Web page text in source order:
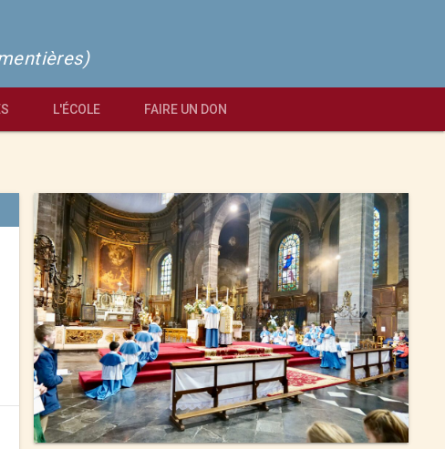
L'ÉCOLE FAIRE UN DON